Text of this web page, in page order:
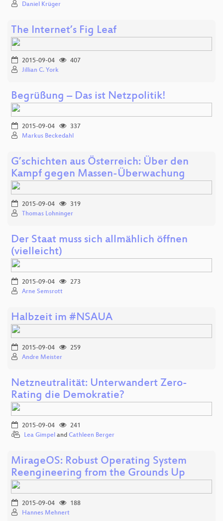
Daniel Krüger
The Internet’s Fig Leaf
2015-09-04
407
Jillian C. York
Begrüßung – Das ist Netzpolitik!
2015-09-04
337
Markus Beckedahl
G’schichten aus Österreich: Über den
Kampf gegen Massen-Überwachung
2015-09-04
319
Thomas Lohninger
Der Staat muss sich allmählich öffnen
(vielleicht)
2015-09-04
273
Arne Semsrott
Halbzeit im #NSAUA
2015-09-04
259
Andre Meister
Netzneutralität: Unterwandert Zero-
Rating die Demokratie?
2015-09-04
241
Lea Gimpel and Cathleen Berger
MirageOS: Robust Operating System
Reengineering from the Grounds Up
2015-09-04
188
Hannes Mehnert